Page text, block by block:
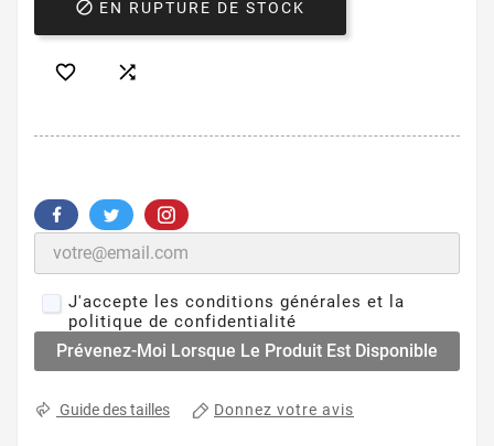
 EN RUPTURE DE STOCK
 
J'accepte les conditions générales et la
politique de confidentialité
Prévenez-Moi Lorsque Le Produit Est Disponible
Guide des tailles Donnez votre avis